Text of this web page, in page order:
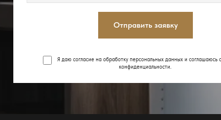
Отправить заявку
Я даю согласие на обработку персональных данных и соглашаюсь
конфиденциальности.